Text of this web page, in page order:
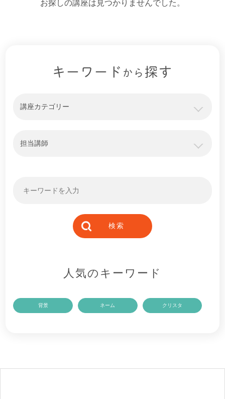
お探しの講座は見つかりませんでした。
キーワード から 探す
講座カテゴリー
担当講師
人気のキーワード
背景 ネーム クリスタ